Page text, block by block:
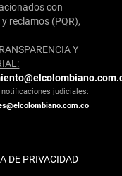
con
reclamos (PQR),
Y
notificaciones judiciales:
DE PRIVACIDAD